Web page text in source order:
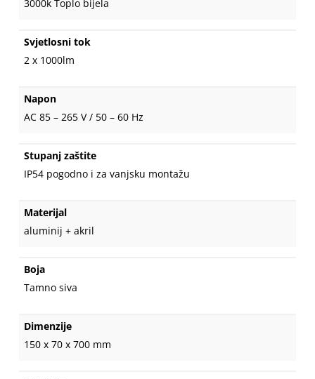
3000k Toplo bijela
Svjetlosni tok
2 x 1000lm
Napon
AC 85 – 265 V / 50 – 60 Hz
Stupanj zaštite
IP54 pogodno i za vanjsku montažu
Materijal
aluminij + akril
Boja
Tamno siva
Dimenzije
150 x 70 x 700 mm